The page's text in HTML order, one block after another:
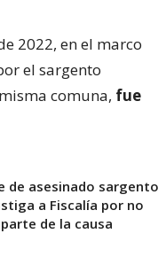
2022, en el marco
el sargento
comuna, fue
de asesinado sargento
a Fiscalía por no
de la causa